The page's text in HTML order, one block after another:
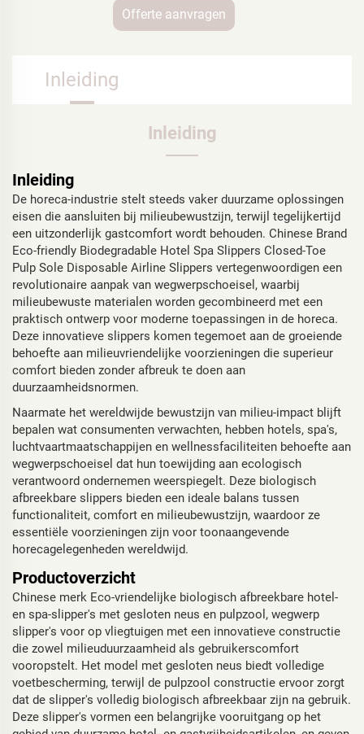
Offerte aanvragen
Inleiding
Inleiding
Inleiding
De horeca-industrie stelt steeds vaker duurzame oplossingen
eisen die aansluiten bij milieubewustzijn, terwijl tegelijkertijd
een uitzonderlijk gastcomfort wordt behouden. Chinese Brand
Eco-friendly Biodegradable Hotel Spa Slippers Closed-Toe
Pulp Sole Disposable Airline Slippers vertegenwoordigen een
revolutionaire aanpak van wegwerpschoeisel, waarbij
milieubewuste materialen worden gecombineerd met een
praktisch ontwerp voor moderne toepassingen in de horeca.
Deze innovatieve slippers komen tegemoet aan de groeiende
behoefte aan milieuvriendelijke voorzieningen die superieur
comfort bieden zonder afbreuk te doen aan
duurzaamheidsnormen.
Naarmate het wereldwijde bewustzijn van milieu-impact blijft
bepalen wat consumenten verwachten, hebben hotels, spa's,
luchtvaartmaatschappijen en wellnessfaciliteiten behoefte aan
wegwerpschoeisel dat hun toewijding aan ecologisch
verantwoord ondernemen weerspiegelt. Deze biologisch
afbreekbare slippers bieden een ideale balans tussen
functionaliteit, comfort en milieubewustzijn, waardoor ze
essentiële voorzieningen zijn voor toonaangevende
horecagelegenheden wereldwijd.
Productoverzicht
Chinese merk Eco-vriendelijke biologisch afbreekbare hotel-
en spa-slipper's met gesloten neus en pulpzool, wegwerp
slipper's voor op vliegtuigen met een innovatieve constructie
die zowel milieuduurzaamheid als gebruikerscomfort
vooropstelt. Het model met gesloten neus biedt volledige
voetbescherming, terwijl de pulpzool constructie ervoor zorgt
dat de slipper's volledig biologisch afbreekbaar zijn na gebruik.
Deze slipper's vormen een belangrijke vooruitgang op het